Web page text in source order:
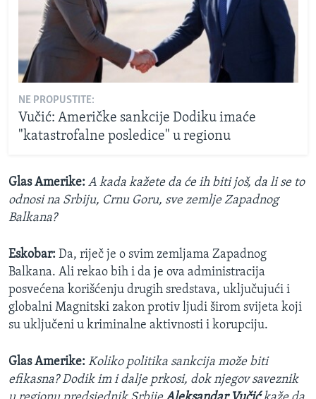
NE PROPUSTITE:
Vučić: Američke sankcije Dodiku imaće
"katastrofalne posledice" u regionu
Glas Amerike: A kada kažete da će ih biti još, da li se to
odnosi na Srbiju, Crnu Goru, sve zemlje Zapadnog
Balkana?
Eskobar: Da, riječ je o svim zemljama Zapadnog
Balkana. Ali rekao bih i da je ova administracija
posvećena korišćenju drugih sredstava, uključujući i
globalni Magnitski zakon protiv ljudi širom svijeta koji
su uključeni u kriminalne aktivnosti i korupciju.
Glas Amerike: Koliko politika sankcija može biti
efikasna? Dodik im i dalje prkosi, dok njegov saveznik